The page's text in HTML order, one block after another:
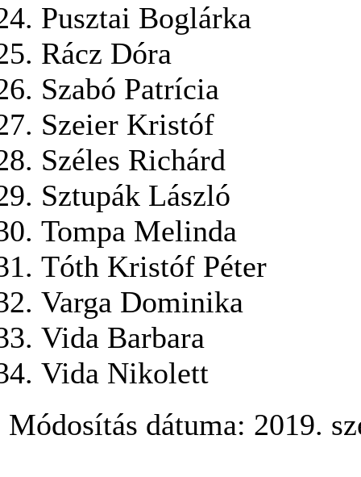
Pusztai Boglárka
Rácz Dóra
Szabó Patrícia
Szeier Kristóf
Széles Richárd
Sztupák László
Tompa Melinda
Tóth Kristóf Péter
Varga Dominika
Vida Barbara
Vida Nikolett
Módosítás dátuma: 2019.